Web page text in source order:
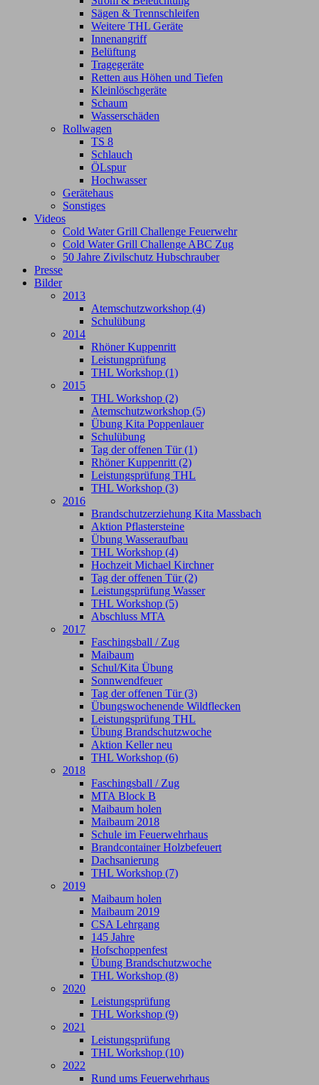
Sägen & Trennschleifen
Weitere THL Geräte
Innenangriff
Belüftung
Tragegeräte
Retten aus Höhen und Tiefen
Kleinlöschgeräte
Schaum
Wasserschäden
Rollwagen
TS 8
Schlauch
ÖLspur
Hochwasser
Gerätehaus
Sonstiges
Videos
Cold Water Grill Challenge Feuerwehr
Cold Water Grill Challenge ABC Zug
50 Jahre Zivilschutz Hubschrauber
Presse
Bilder
2013
Atemschutzworkshop (4)
Schulübung
2014
Rhöner Kuppenritt
Leistungprüfung
THL Workshop (1)
2015
THL Workshop (2)
Atemschutzworkshop (5)
Übung Kita Poppenlauer
Schulübung
Tag der offenen Tür (1)
Rhöner Kuppenritt (2)
Leistungsprüfung THL
THL Workshop (3)
2016
Brandschutzerziehung Kita Massbach
Aktion Pflastersteine
Übung Wasseraufbau
THL Workshop (4)
Hochzeit Michael Kirchner
Tag der offenen Tür (2)
Leistungsprüfung Wasser
THL Workshop (5)
Abschluss MTA
2017
Faschingsball / Zug
Maibaum
Schul/Kita Übung
Sonnwendfeuer
Tag der offenen Tür (3)
Übungswochenende Wildflecken
Leistungsprüfung THL
Übung Brandschutzwoche
Aktion Keller neu
THL Workshop (6)
2018
Faschingsball / Zug
MTA Block B
Maibaum holen
Maibaum 2018
Schule im Feuerwehrhaus
Brandcontainer Holzbefeuert
Dachsanierung
THL Workshop (7)
2019
Maibaum holen
Maibaum 2019
CSA Lehrgang
145 Jahre
Hofschoppenfest
Übung Brandschutzwoche
THL Workshop (8)
2020
Leistungsprüfung
THL Workshop (9)
2021
Leistungsprüfung
THL Workshop (10)
2022
Rund ums Feuerwehrhaus